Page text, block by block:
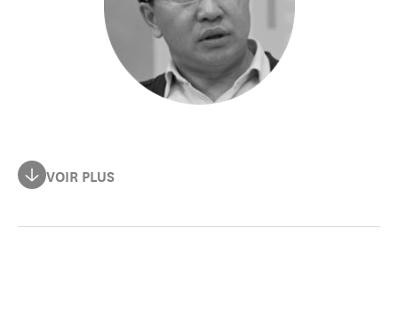
Feng Yujun enseigne à l'université de Fudan, en Chine.
Hebei et de l'université de Jilin. Il a été directeur de
VOIR PLUS